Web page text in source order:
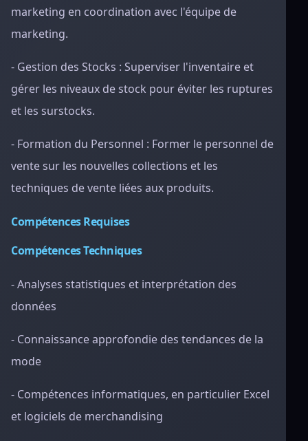
marketing en coordination avec l'équipe de
marketing.
- Gestion des Stocks : Superviser l'inventaire et
gérer les niveaux de stock pour éviter les ruptures
et les surstocks.
- Formation du Personnel : Former le personnel de
vente sur les nouvelles collections et les
techniques de vente liées aux produits.
Compétences Requises
Compétences Techniques
- Analyses statistiques et interprétation des
données
- Connaissance approfondie des tendances de la
mode
- Compétences informatiques, en particulier Excel
et logiciels de merchandising